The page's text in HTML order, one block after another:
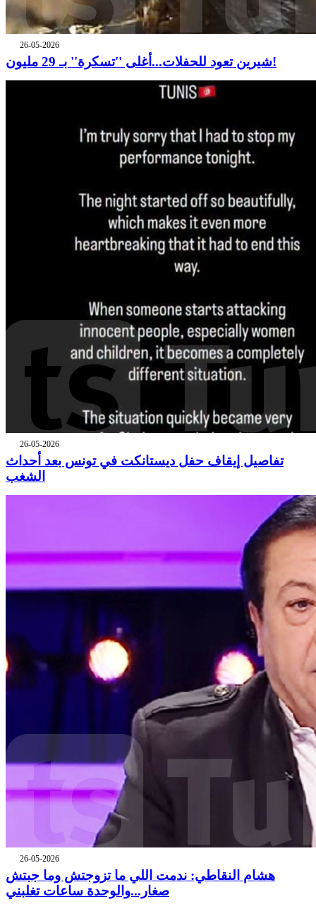
26-05-2026
شيرين تعود للحفلات...أغلى ''تسكرة'' بـ 29 مليون!
26-05-2026
تفاصيل إيقاف حفل ديستانكت في تونس بعد أحداث
الشغب
26-05-2026
هشام النقاطي: ندمت اللي ما تزوجتش وما جبتش
صغار...والوحدة ساعات تغلبني